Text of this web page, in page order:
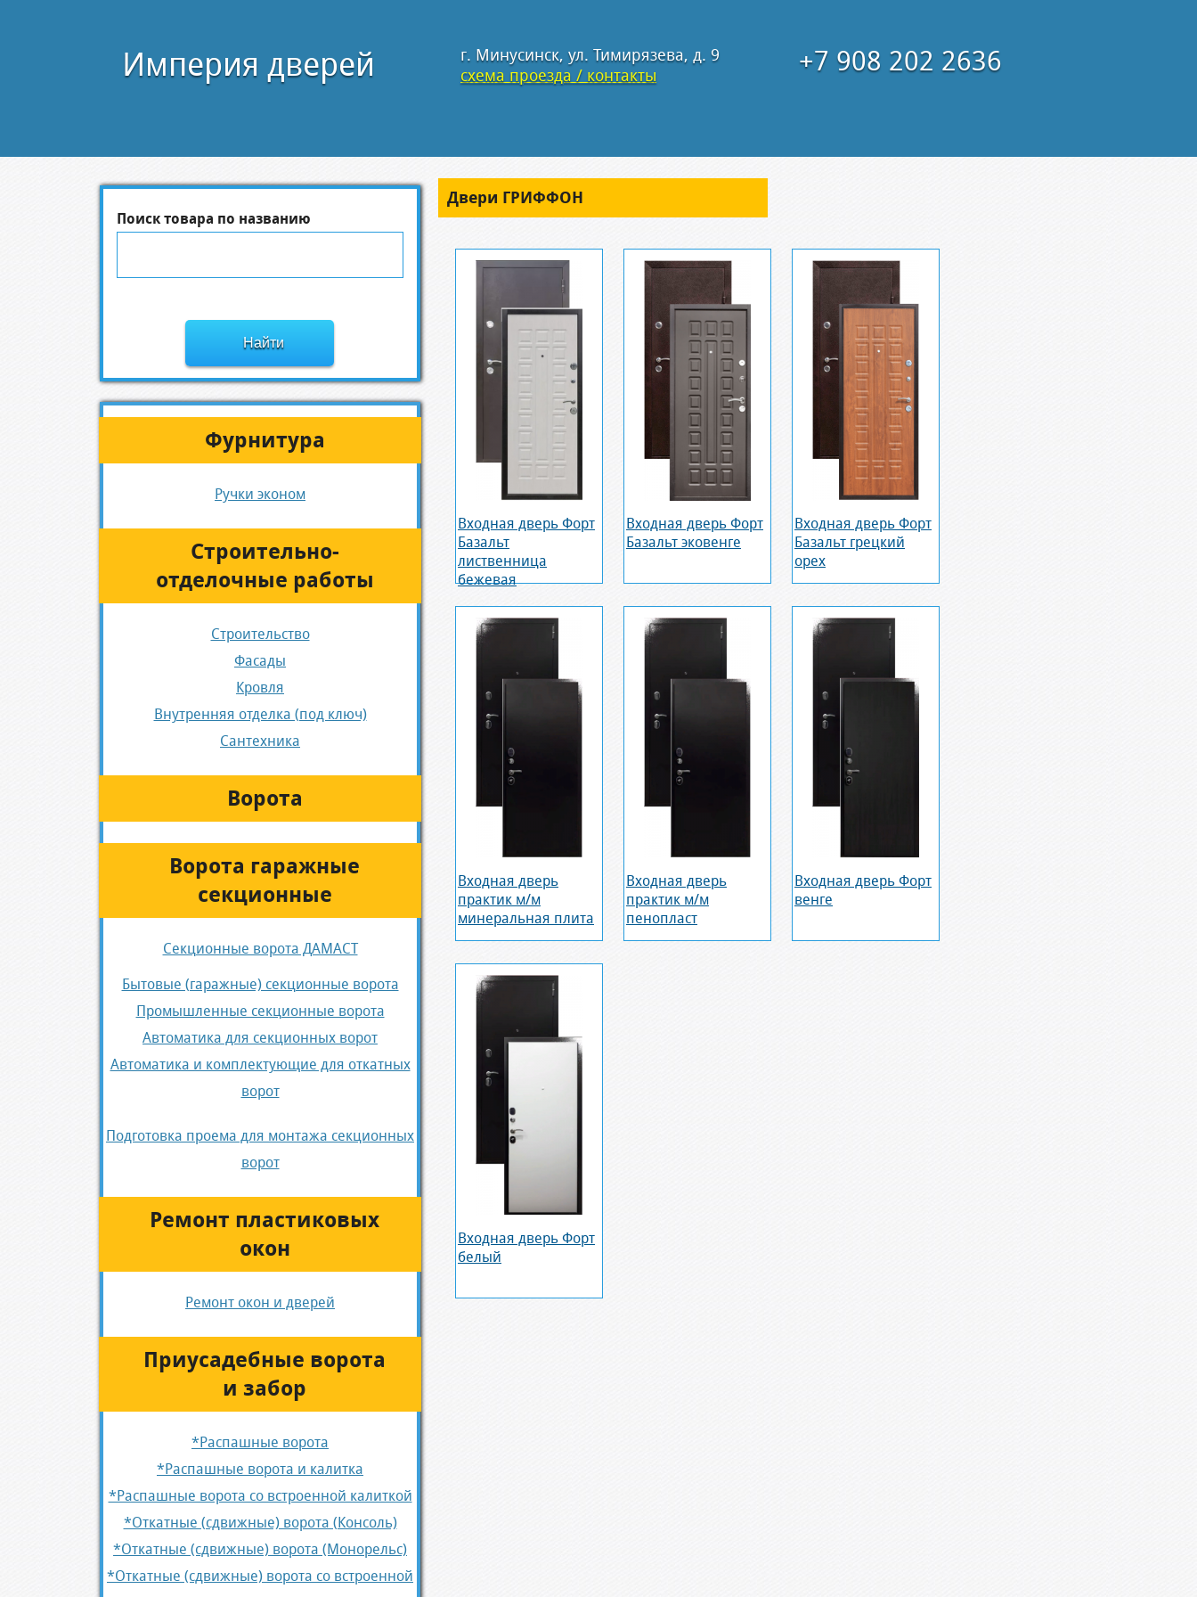
Империя дверей
г. Минусинск, ул. Тимирязева, д. 9
схема проезда / контакты
+7 908 202 2636
Поиск товара по названию
Фурнитура
Ручки эконом
Строительно-
отделочные работы
Строительство
Фасады
Кровля
Внутренняя отделка (под ключ)
Сантехника
Ворота
Ворота гаражные
секционные
Секционные ворота ДАМАСТ
Бытовые (гаражные) секционные ворота
Промышленные секционные ворота
Автоматика для секционных ворот
Автоматика и комплектующие для откатных
ворот
Подготовка проема для монтажа секционных
ворот
Ремонт пластиковых
окон
Ремонт окон и дверей
Приусадебные ворота
и забор
*Распашные ворота
*Распашные ворота и калитка
*Распашные ворота со встроенной калиткой
*Откатные (сдвижные) ворота (Консоль)
*Откатные (сдвижные) ворота (Монорельс)
*Откатные (сдвижные) ворота со встроенной
Двери ГРИФФОН
Входная дверь Форт
Базальт
лиственница
бежевая
Входная дверь Форт
Базальт эковенге
Входная дверь Форт
Базальт грецкий
орех
Входная дверь
практик м/м
минеральная плита
Входная дверь
практик м/м
пенопласт
Входная дверь Форт
венге
Входная дверь Форт
белый